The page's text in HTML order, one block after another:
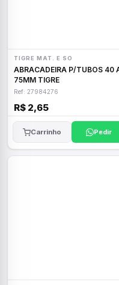
TIGRE MAT. E SO
ABRACADEIRA P/TUBOS 40 A
75MM TIGRE
Ref: 27984276
R$ 2,65
Carrinho Pedir